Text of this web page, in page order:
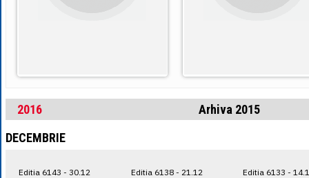
2016
Arhiva 2015
DECEMBRIE
Editia 6143 - 30.12
Editia 6138 - 21.12
Editia 6133 -